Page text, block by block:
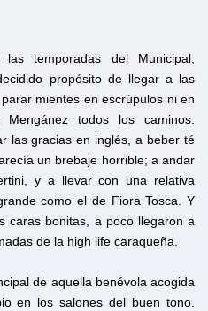
temporadas del Municipal,
propósito de llegar a las
mientes en escrúpulos ni en
todos los caminos.
las gracias en inglés, a beber té
un brebaje horrible; a andar
y a llevar con una relativa
como el de Fiora Tosca. Y
caras bonitas, a poco llegaron a
de la high life caraqueña.
de aquella benévola acogida
en los salones del buen tono.